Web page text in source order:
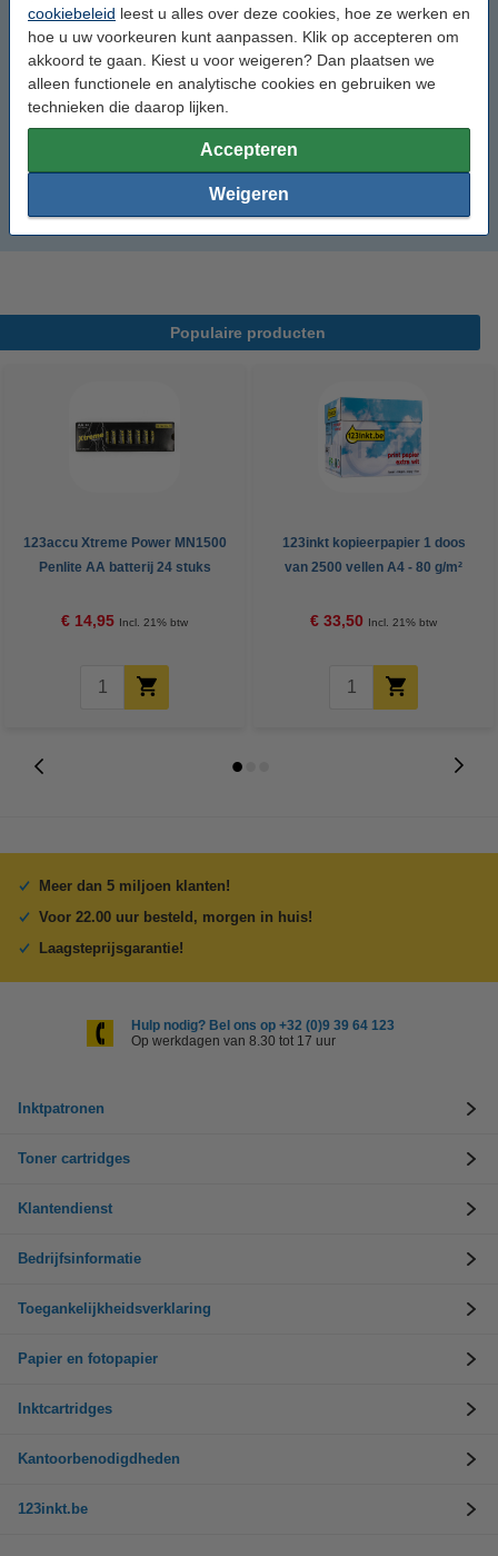
cookiebeleid leest u alles over deze cookies, hoe ze werken en
hoe u uw voorkeuren kunt aanpassen. Klik op accepteren om
akkoord te gaan. Kiest u voor weigeren? Dan plaatsen we
alleen functionele en analytische cookies en gebruiken we
technieken die daarop lijken.
Accepteren
Weigeren
Sponzen
Scrub Daddy
Thee- en keukendoeken
Dreft Professional
Sun Professional
Populaire producten
123accu Xtreme Power MN1500
Penlite AA batterij 24 stuks
€ 14,95 Incl. 21% btw
123inkt kopieerpapier 1 doos
van 2500 vellen A4 - 80 g/m²
€ 33,50 Incl. 21% btw
Meer dan 5 miljoen klanten!
Voor 22.00 uur besteld, morgen in huis!
Laagsteprijsgarantie!
Hulp nodig? Bel ons op +32 (0)9 39 64 123
Op werkdagen van 8.30 tot 17 uur
Inktpatronen
Toner cartridges
Klantendienst
Bedrijfsinformatie
Toegankelijkheidsverklaring
Papier en fotopapier
Inktcartridges
Kantoorbenodigdheden
123inkt.be